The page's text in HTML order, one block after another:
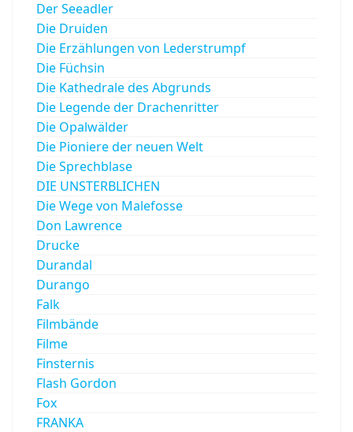
Der Seeadler
Die Druiden
Die Erzählungen von Lederstrumpf
Die Füchsin
Die Kathedrale des Abgrunds
Die Legende der Drachenritter
Die Opalwälder
Die Pioniere der neuen Welt
Die Sprechblase
DIE UNSTERBLICHEN
Die Wege von Malefosse
Don Lawrence
Drucke
Durandal
Durango
Falk
Filmbände
Filme
Finsternis
Flash Gordon
Fox
FRANKA